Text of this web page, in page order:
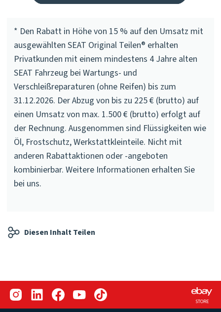
* Den Rabatt in Höhe von 15 % auf den Umsatz mit
ausgewählten SEAT Original Teilen® erhalten
Privatkunden mit einem mindestens 4 Jahre alten
SEAT Fahrzeug bei Wartungs- und
Verschleißreparaturen (ohne Reifen) bis zum
31.12.2026. Der Abzug von bis zu 225 € (brutto) auf
einen Umsatz von max. 1.500 € (brutto) erfolgt auf
der Rechnung. Ausgenommen sind Flüssigkeiten wie
Öl, Frostschutz, Werkstattkleinteile. Nicht mit
anderen Rabattaktionen oder -angeboten
kombinierbar. Weitere Informationen erhalten Sie
bei uns.
Diesen Inhalt Teilen
STORE